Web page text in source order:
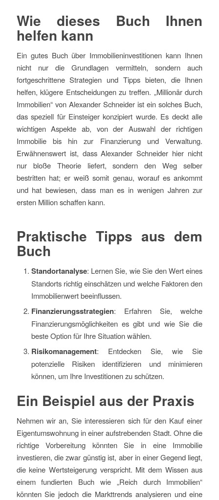
Wie dieses Buch Ihnen
helfen kann
Ein gutes Buch über Immobilieninvestitionen kann Ihnen
nicht nur die Grundlagen vermitteln, sondern auch
fortgeschrittene Strategien und Tipps bieten, die Ihnen
helfen, klügere Entscheidungen zu treffen. „Millionär durch
Immobilien“ von Alexander Schneider ist ein solches Buch,
das speziell für Einsteiger konzipiert wurde. Es deckt alle
wichtigen Aspekte ab, von der Auswahl der richtigen
Immobilie bis hin zur Finanzierung und Verwaltung.
Erwähnenswert ist, dass Alexander Schneider hier nicht
nur bloße Theorie liefert, sondern den Weg selber
bestritten hat; er weiß somit genau, worauf es ankommt
und hat bewiesen, dass man es in wenigen Jahren zur
ersten Million schaffen kann.
Praktische Tipps aus dem
Buch
Standortanalyse: Lernen Sie, wie Sie den Wert eines
Standorts richtig einschätzen und welche Faktoren den
Immobilienwert beeinflussen.
Finanzierungsstrategien: Erfahren Sie, welche
Finanzierungsmöglichkeiten es gibt und wie Sie die
beste Option für Ihre Situation wählen.
Risikomanagement: Entdecken Sie, wie Sie
potenzielle Risiken identifizieren und minimieren
können, um Ihre Investitionen zu schützen.
Ein Beispiel aus der Praxis
Nehmen wir an, Sie interessieren sich für den Kauf einer
Eigentumswohnung in einer aufstrebenden Stadt. Ohne die
richtige Vorbereitung könnten Sie in eine Immobilie
investieren, die zwar günstig ist, aber in einer Gegend liegt,
die keine Wertsteigerung verspricht. Mit dem Wissen aus
einem fundierten Buch wie „Reich durch Immobilien“
könnten Sie jedoch die Markttrends analysieren und eine